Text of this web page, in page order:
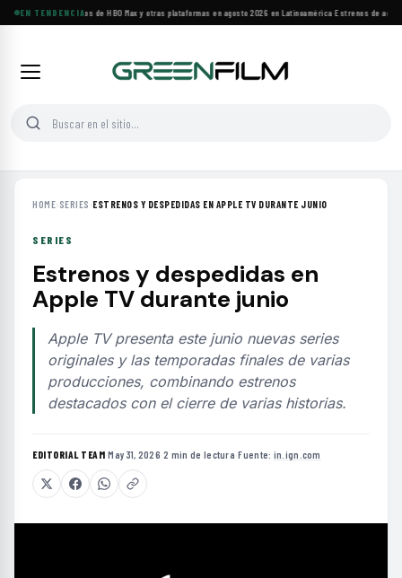
EN TENDENCIA
Principales estrenos de HBO Max y otras plataformas en agosto 2026 en Latinoamérica·Estrenos de
HOME› SERIES ›ESTRENOS Y DESPEDIDAS EN APPLE TV DURANTE JUNIO
SERIES
Estrenos y despedidas en
Apple TV durante junio
Apple TV presenta este junio nuevas series
originales y las temporadas finales de varias
producciones, combinando estrenos
destacados con el cierre de varias historias.
EDITORIAL TEAM·May 31, 2026·2 min de lectura·Fuente: in.ign.com